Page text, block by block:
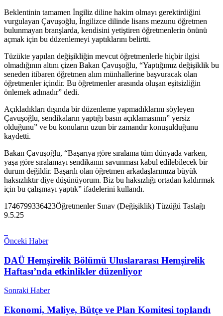
Beklentinin tamamen İngiliz diline hakim olmayı gerektirdiğini
vurgulayan Çavuşoğlu, İngilizce dilinde lisans mezunu öğretmen
bulunmayan branşlarda, kendisini yetiştiren öğretmenlerin önünü
açmak için bu düzenlemeyi yaptıklarını belirtti.
Tüzükte yapılan değişikliğin mevcut öğretmenlerle hiçbir ilgisi
olmadığının altını çizen Bakan Çavuşoğlu, “Yaptığımız değişiklik bu
seneden itibaren öğretmen alım münhallerine başvuracak olan
öğretmenler içindir. Bu öğretmenler arasında oluşan eşitsizliğin
önlemek adınadır” dedi.
Açıkladıkları dışında bir düzenleme yapmadıklarını söyleyen
Çavuşoğlu, sendikaların yaptığı basın açıklamasının” yersiz
olduğunu” ve bu konuların uzun bir zamandır konuşulduğunu
kaydetti.
Bakan Çavuşoğlu, “Başarıya göre sıralama tüm dünyada varken,
yaşa göre sıralamayı sendikanın savunması kabul edilebilecek bir
durum değildir. Başarılı olan öğretmen arkadaşlarımıza büyük
haksızlıktır diye düşünüyorum. Biz bu haksızlığı ortadan kaldırmak
için bu çalışmayı yaptık” ifadelerini kullandı.
1746799336423Öğretmenler Sınav (Değişiklik) Tüzüğü Taslağı
9.5.25
Önceki Haber
DAÜ Hemşirelik Bölümü Uluslararası Hemşirelik
Haftası’nda etkinlikler düzenliyor
Sonraki Haber
Ekonomi, Maliye, Bütçe ve Plan Komitesi toplandı